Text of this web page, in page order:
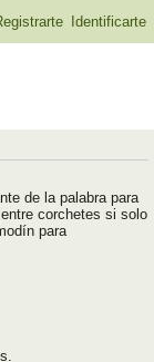
Identificarte
de la palabra para
entre corchetes si solo
para